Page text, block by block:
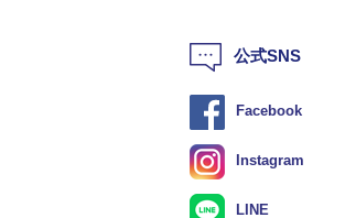
公式SNS
Facebook
Instagram
LINE